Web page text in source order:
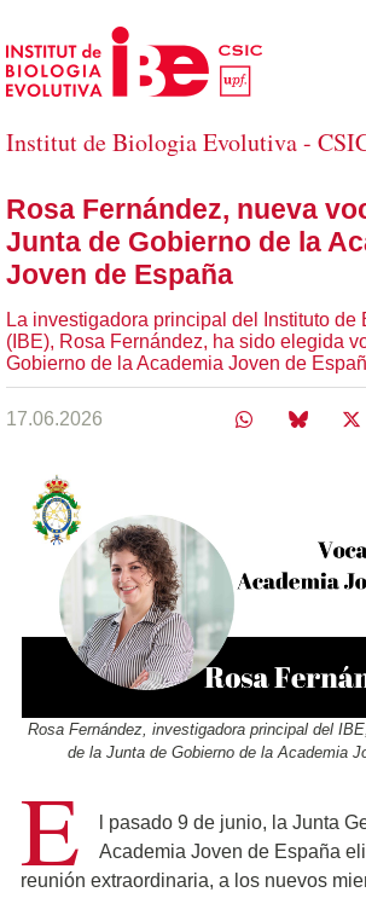
Saltar al contenido principal
Institut de Biologia Evolutiva -
Rosa Fernández, nueva
Junta de Gobierno de la
Joven de España
La investigadora principal del Instituto de
(IBE), Rosa Fernández, ha sido elegida
Gobierno de la Academia Joven de
17.06.2026
Rosa Fernández, investigadora principal del
de la Junta de Gobierno de la Academia
E
l pasado 9 de junio, la Junta
Academia Joven de España
reunión extraordinaria, a los nuevos